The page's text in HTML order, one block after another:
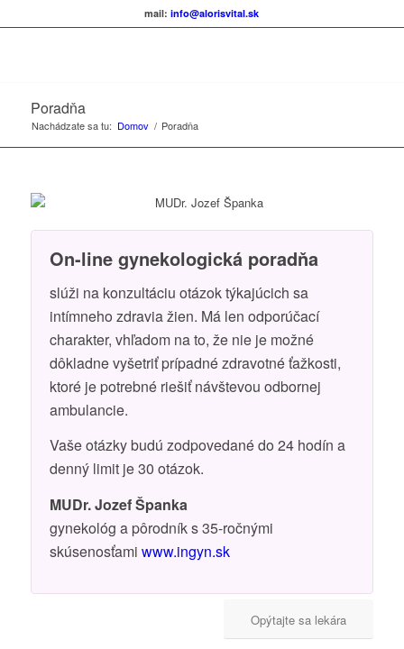
mail:info@alorisvital.sk
Poradňa
Nachádzate sa tu: Domov / Poradňa
On-line gynekologická poradňa
slúži na konzultáciu otázok týkajúcich sa
intímneho zdravia žien. Má len odporúčací
charakter, vhľadom na to, že nie je možné
dôkladne vyšetriť prípadné zdravotné ťažkosti,
ktoré je potrebné riešiť návštevou odbornej
ambulancie.
Vaše otázky budú zodpovedané do 24 hodín a
denný limit je 30 otázok.
MUDr. Jozef Španka
gynekológ a pôrodník s 35-ročnými
skúsenosťami www.ingyn.sk
Opýtajte sa lekára